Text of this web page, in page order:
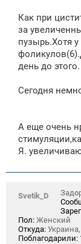
Как при
за
пузырь.Хотя
день до этого.
Сегодня
А еще очень
Я.
Svetik_D
Пол: Женский
Откуда:
Поблагодарили: